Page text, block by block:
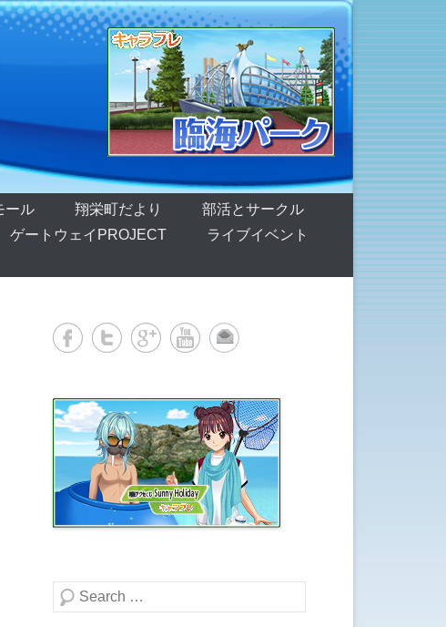
ール 翔栄町だより
部活とサークル
ゲートウェイPROJECT
ライブイベント
検索する